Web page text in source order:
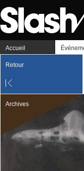
Accueil
Retour
Archives